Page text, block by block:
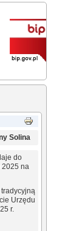
Solina
do
2025 na
Urzędu
r.